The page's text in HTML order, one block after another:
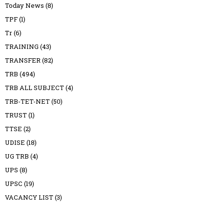
Today News (8)
TPF(1)
Tr(6)
TRAINING (43)
TRANSFER (82)
TRB (494)
TRB ALL SUBJECT(4)
TRB-TET-NET(50)
TRUST(1)
TTSE (2)
UDISE (18)
UG TRB (4)
UPS (8)
UPSC (19)
VACANCY LIST(3)